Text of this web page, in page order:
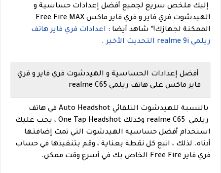
إليك ملخص سريع لجميع أفضل إعدادات حساسية و
الهيدشوت فري فاير و فري فاير ماكس Free Fire MAX
الممكنة لجهازك!* شاهد أيضا : اعدادات فري فاير هاتف
ريلمي realme 9i التحديث الأخير
.
أفضل إعدادات الحساسية و الهيدشوت فري فاير و فري
فاير ماكس على هاتف ريلمي realme C65
بالنسبة للهيدشوت التلقائي Auto Headshot في هاتف
ريلمي realme C65 وكذلك One Tap Headshot ، يجب عليك
استخدام أفضل حساسية الهيدشوت التي تمت إضافتها
أدناه. لذلك ، اتبع كل نقطة بعناية ، وقم بتنفيذها في حساب
فري فاير Free Fire الخاص بك في أسرع وقت ممكن.